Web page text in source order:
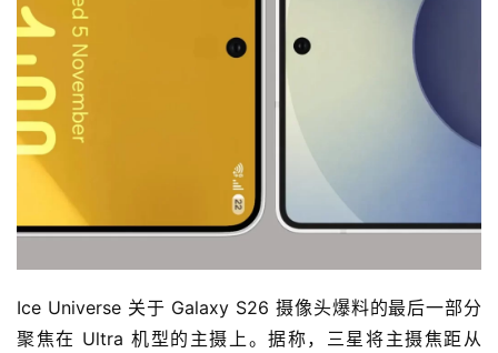
Ice Universe 关于 Galaxy S26 摄像头爆料的最后一部分
聚焦在 Ultra 机型的主摄上。据称，三星将主摄焦距从